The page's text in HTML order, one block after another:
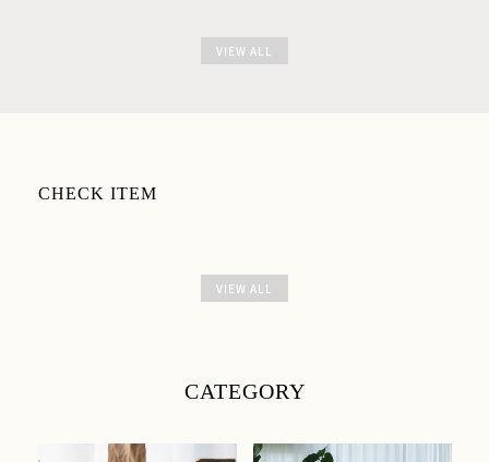
VIEW ALL
CHECK ITEM
VIEW ALL
CATEGORY